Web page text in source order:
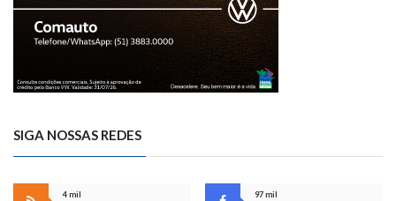
SIGA NOSSAS REDES
4 mil
97 mil